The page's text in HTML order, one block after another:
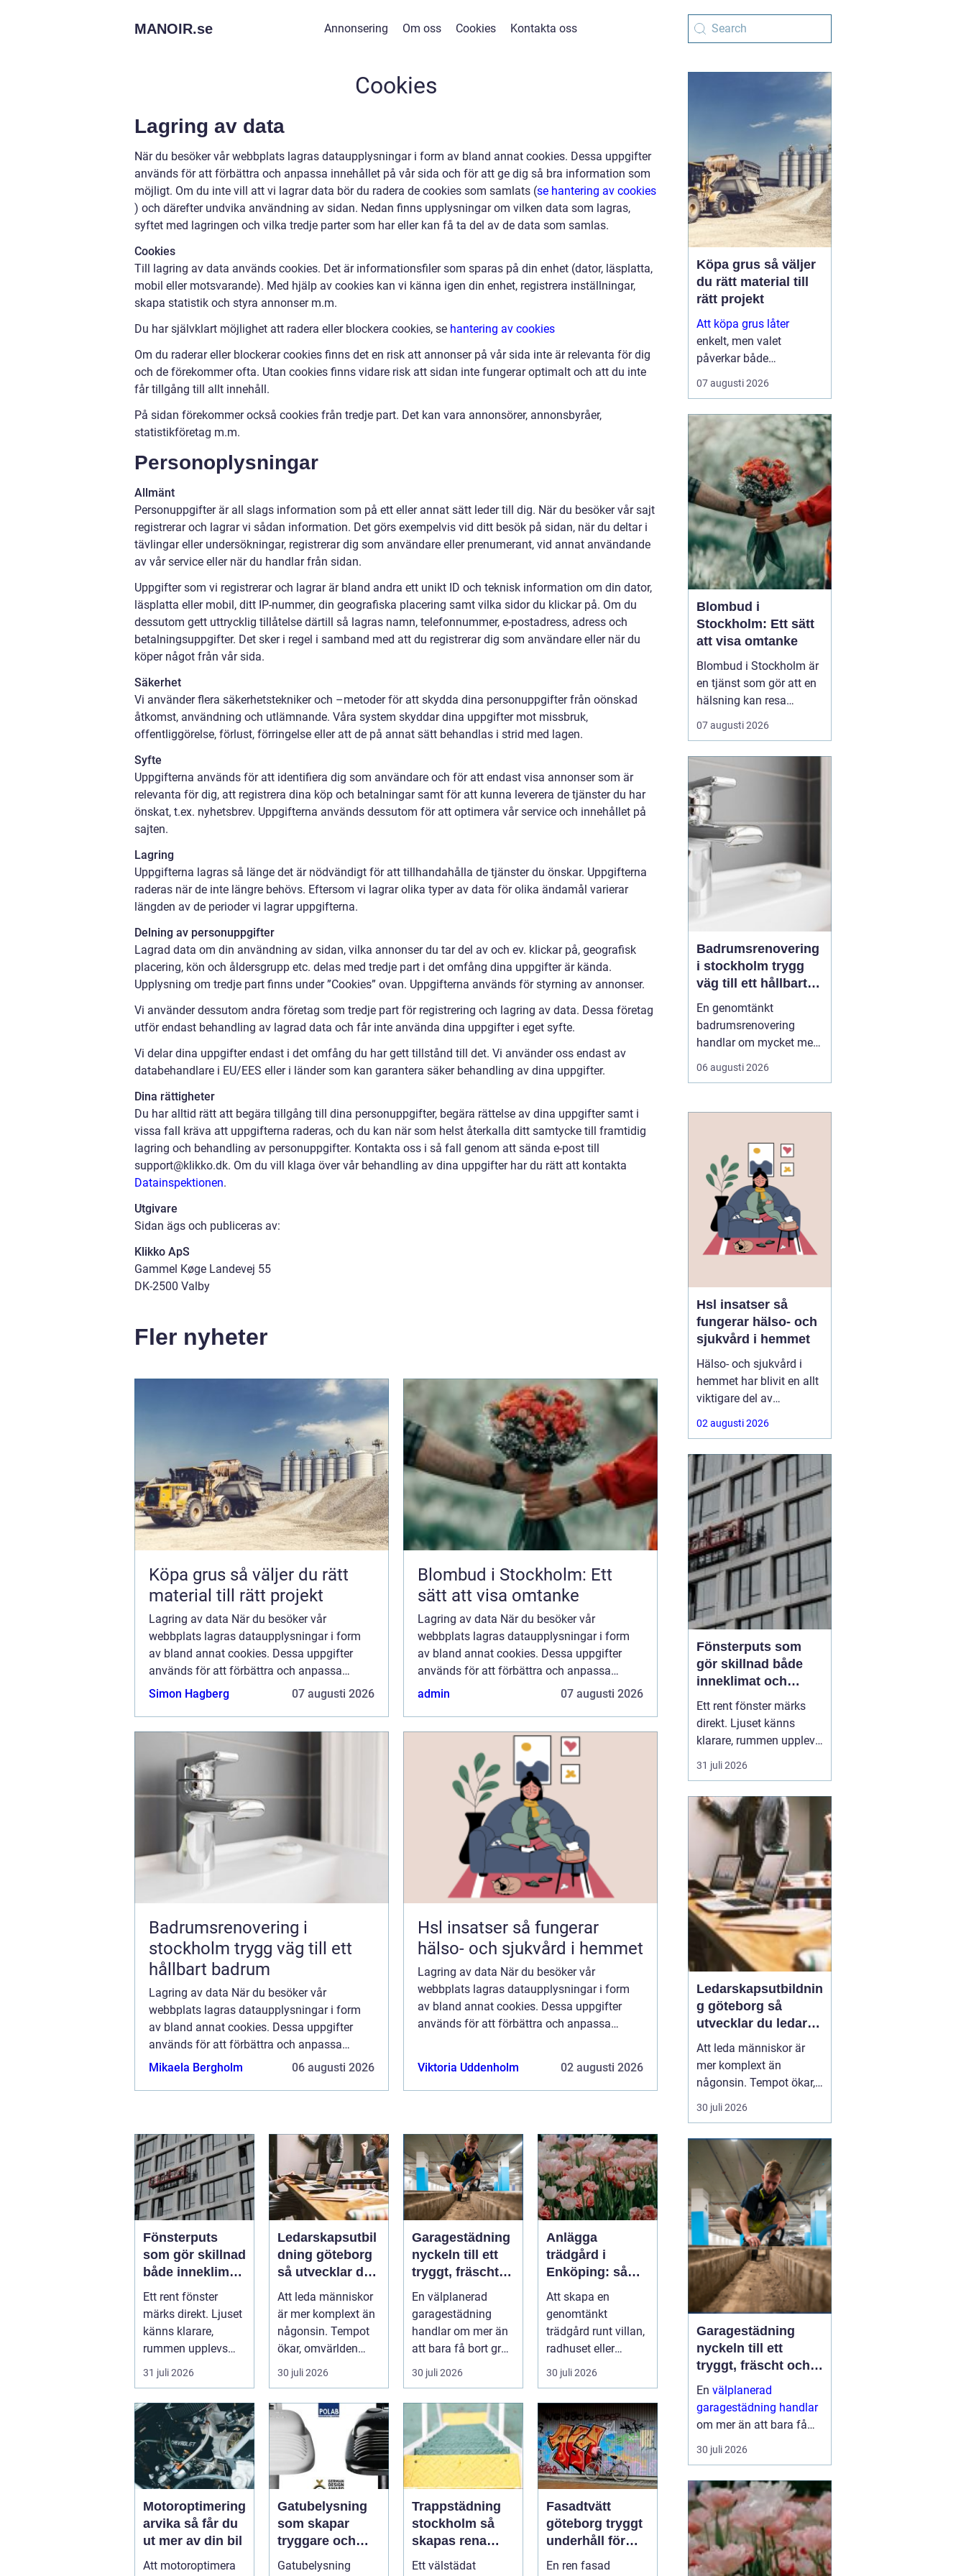
MANOIR.se Annonsering Om oss Cookies Kontakta oss
Cookies
Lagring av data
När du besöker vår webbplats lagras dataupplysningar i form av bland annat cookies. Dessa uppgifter
används för att förbättra och anpassa innehållet på vår sida och för att ge dig så bra information som
möjligt. Om du inte vill att vi lagrar data bör du radera de cookies som samlats (se hantering av cookies
) och därefter undvika användning av sidan. Nedan finns upplysningar om vilken data som lagras,
syftet med lagringen och vilka tredje parter som har eller kan få ta del av de data som samlas.
Cookies
Till lagring av data används cookies. Det är informationsfiler som sparas på din enhet (dator, läsplatta,
mobil eller motsvarande). Med hjälp av cookies kan vi känna igen din enhet, registrera inställningar,
skapa statistik och styra annonser m.m.
Du har självklart möjlighet att radera eller blockera cookies, se hantering av cookies
Om du raderar eller blockerar cookies finns det en risk att annonser på vår sida inte är relevanta för dig
och de förekommer ofta. Utan cookies finns vidare risk att sidan inte fungerar optimalt och att du inte
får tillgång till allt innehåll.
På sidan förekommer också cookies från tredje part. Det kan vara annonsörer, annonsbyråer,
statistikföretag m.m.
Personoplysningar
Allmänt
Personuppgifter är all slags information som på ett eller annat sätt leder till dig. När du besöker vår sajt
registrerar och lagrar vi sådan information. Det görs exempelvis vid ditt besök på sidan, när du deltar i
tävlingar eller undersökningar, registrerar dig som användare eller prenumerant, vid annat användande
av vår service eller när du handlar från sidan.
Uppgifter som vi registrerar och lagrar är bland andra ett unikt ID och teknisk information om din dator,
läsplatta eller mobil, ditt IP-nummer, din geografiska placering samt vilka sidor du klickar på. Om du
dessutom gett uttrycklig tillåtelse därtill så lagras namn, telefonnummer, e-postadress, adress och
betalningsuppgifter. Det sker i regel i samband med att du registrerar dig som användare eller när du
köper något från vår sida.
Säkerhet
Vi använder flera säkerhetstekniker och –metoder för att skydda dina personuppgifter från oönskad
åtkomst, användning och utlämnande. Våra system skyddar dina uppgifter mot missbruk,
offentliggörelse, förlust, förringelse eller att de på annat sätt behandlas i strid med lagen.
Syfte
Uppgifterna används för att identifiera dig som användare och för att endast visa annonser som är
relevanta för dig, att registrera dina köp och betalningar samt för att kunna leverera de tjänster du har
önskat, t.ex. nyhetsbrev. Uppgifterna används dessutom för att optimera vår service och innehållet på
sajten.
Lagring
Uppgifterna lagras så länge det är nödvändigt för att tillhandahålla de tjänster du önskar. Uppgifterna
raderas när de inte längre behövs. Eftersom vi lagrar olika typer av data för olika ändamål varierar
längden av de perioder vi lagrar uppgifterna.
Delning av personuppgifter
Lagrad data om din användning av sidan, vilka annonser du tar del av och ev. klickar på, geografisk
placering, kön och åldersgrupp etc. delas med tredje part i det omfång dina uppgifter är kända.
Upplysning om tredje part finns under ”Cookies” ovan. Uppgifterna används för styrning av annonser.
Vi använder dessutom andra företag som tredje part för registrering och lagring av data. Dessa företag
utför endast behandling av lagrad data och får inte använda dina uppgifter i eget syfte.
Vi delar dina uppgifter endast i det omfång du har gett tillstånd till det. Vi använder oss endast av
databehandlare i EU/EES eller i länder som kan garantera säker behandling av dina uppgifter.
Dina rättigheter
Du har alltid rätt att begära tillgång till dina personuppgifter, begära rättelse av dina uppgifter samt i
vissa fall kräva att uppgifterna raderas, och du kan när som helst återkalla ditt samtycke till framtidig
lagring och behandling av personuppgifter. Kontakta oss i så fall genom att sända e-post till
support@klikko.dk. Om du vill klaga över vår behandling av dina uppgifter har du rätt att kontakta
Datainspektionen.
Utgivare
Sidan ägs och publiceras av:
Klikko ApS
Gammel Køge Landevej 55
DK-2500 Valby
Fler nyheter
Köpa grus så väljer du rätt
material till rätt projekt
Lagring av data När du besöker vår
webbplats lagras dataupplysningar i form
av bland annat cookies. Dessa uppgifter
används för att förbättra och anpassa
innehållet på vår sida och för att ge dig så
Simon Hagberg 07 augusti 2026
Blombud i Stockholm: Ett
sätt att visa omtanke
Lagring av data När du besöker vår
webbplats lagras dataupplysningar i form
av bland annat cookies. Dessa uppgifter
används för att förbättra och anpassa
innehållet på vår sida och för att ge dig så
admin 07 augusti 2026
Badrumsrenovering i
stockholm trygg väg till ett
hållbart badrum
Lagring av data När du besöker vår
webbplats lagras dataupplysningar i form
av bland annat cookies. Dessa uppgifter
används för att förbättra och anpassa
innehållet på vår sida och för att ge dig så
Mikaela Bergholm 06 augusti 2026
Hsl insatser så fungerar
hälso- och sjukvård i hemmet
Lagring av data När du besöker vår
webbplats lagras dataupplysningar i form
av bland annat cookies. Dessa uppgifter
används för att förbättra och anpassa
att vi...
Viktoria Uddenholm 02 augusti 2026
Fönsterputs
som gör skillnad
både inneklimat
och utsikt
Ett rent fönster
märks direkt. Ljuset
känns klarare,
rummen upplevs
större och hela
hemmet eller kon...
31 juli 2026
Ledarskapsutbil
dning göteborg
så utvecklar du
ledare som
håller i längden
Att leda människor
är mer komplext än
någonsin. Tempot
ökar, omvärlden
förändras snabbt
och medarbet...
30 juli 2026
Garagestädning
nyckeln till ett
tryggt, fräscht
och hållbart
garage
En välplanerad
garagestädning
handlar om mer än
att bara få bort grus
och damm från
golvet. Rena gar...
30 juli 2026
Anlägga
trädgård i
Enköping: så
skapar du en
hållbar och
harmonisk
utemiljö
Att skapa en
genomtänkt
trädgård runt villan,
radhuset eller
fritidshuset i Enkö...
30 juli 2026
Motoroptimering
arvika så får du
ut mer av din bil
Att motoroptimera
Gatubelysning
som skapar
tryggare och
mer hållbara
Gatubelysning
Trappstädning
stockholm så
skapas rena
trapphus som
Ett välstädat
Fasadtvätt
göteborg tryggt
underhåll för
hållbara fasader
En ren fasad
Köpa grus så väljer
du rätt material till
rätt projekt
Att köpa grus låter
enkelt, men valet
påverkar både
hållbarhet, dränering och
hur ytan ser ut på sikt.
uppfart, en grusgång
eller ett större
byggprojekt behöv...
07 augusti 2026
Blombud i
Stockholm: Ett sätt
att visa omtanke
Blombud i Stockholm är
en tjänst som gör att en
hälsning kan resa
genom staden utan att
du själv behöver lämna
Genom en enkel
beställning online hos
exempelvis
lindhagensblommor.se
kan en b...
07 augusti 2026
Badrumsrenovering
i stockholm trygg
väg till ett hållbart
badrum
En genomtänkt
badrumsrenovering
handlar om mycket mer
än nya kakelplattor och
en snygg duschhörna.
är badrummet hemmets
avancerade rum, där
funktion, hållbarhet och
stil måste samspela i en
miljö som utsätts för
fu...
06 augusti 2026
Hsl insatser så
fungerar hälso- och
sjukvård i hemmet
Hälso- och sjukvård i
hemmet har blivit en allt
viktigare del av
välfärden. Fler lever
längre, fler har komplexa
kunna bo kvar hemma
så länge som möjligt.
Här
spelar HSL insatser
en
02 augusti 2026
Fönsterputs som
gör skillnad både
inneklimat och
utsikt
Ett rent fönster märks
direkt. Ljuset känns
klarare, rummen upplevs
större och hela hemmet
eller kontoret ser mer
fönsterputs något
många drar sig för. Det
31 juli 2026
Ledarskapsutbildnin
g göteborg så
utvecklar du ledare
som håller i längden
Att leda människor är
mer komplext än
någonsin. Tempot ökar,
omvärlden förändras
snabbt och medarbetare
tydlighet och omtanke.
Många organisationer
upptäcker därför samma
sak: engen...
30 juli 2026
Garagestädning
nyckeln till ett
tryggt, fräscht och
hållbart garage
En välplanerad
garagestädning handlar
om mer än att bara få
bort grus och damm från
golvet. Rena garage ger
minskar risken för
fuktskador och skapar
en bättre inomhu...
30 juli 2026